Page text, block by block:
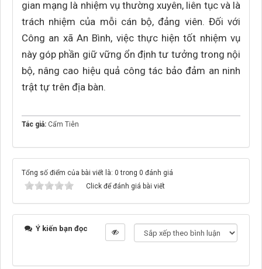
gian mạng là nhiệm vụ thường xuyên, liên tục và là
trách nhiệm của mỗi cán bộ, đảng viên. Đối với
Công an xã An Bình, việc thực hiện tốt nhiệm vụ
này góp phần giữ vững ổn định tư tưởng trong nội
bộ, nâng cao hiệu quả công tác bảo đảm an ninh
trật tự trên địa bàn.
Tác giả: Cẩm Tiên
Tổng số điểm của bài viết là: 0 trong 0 đánh giá
Click để đánh giá bài viết
Ý kiến bạn đọc